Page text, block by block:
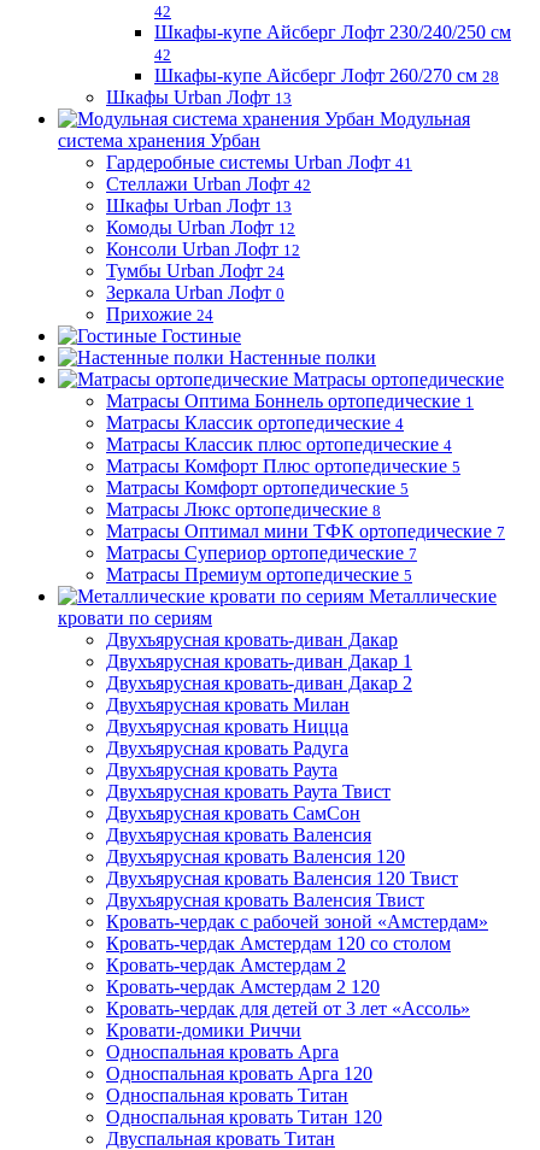
42
Шкафы-купе Айсберг Лофт 230/240/250 см
42
Шкафы-купе Айсберг Лофт 260/270 см 28
Шкафы Urban Лофт 13
Модульная
система хранения Урбан
Гардеробные системы Urban Лофт 41
Стеллажи Urban Лофт 42
Шкафы Urban Лофт 13
Комоды Urban Лофт 12
Консоли Urban Лофт 12
Тумбы Urban Лофт 24
Зеркала Urban Лофт 0
Прихожие 24
Гостиные
Настенные полки
Матрасы ортопедические
Матрасы Оптима Боннель ортопедические 1
Матрасы Классик ортопедические 4
Матрасы Классик плюс ортопедические 4
Матрасы Комфорт Плюс ортопедические 5
Матрасы Комфорт ортопедические 5
Матрасы Люкс ортопедические 8
Матрасы Оптимал мини ТФК ортопедические 7
Матрасы Супериор ортопедические 7
Матрасы Премиум ортопедические 5
Металлические
кровати по сериям
Двухъярусная кровать-диван Дакар
Двухъярусная кровать-диван Дакар 1
Двухъярусная кровать-диван Дакар 2
Двухъярусная кровать Милан
Двухъярусная кровать Ницца
Двухъярусная кровать Радуга
Двухъярусная кровать Раута
Двухъярусная кровать Раута Твист
Двухъярусная кровать СамСон
Двухъярусная кровать Валенсия
Двухъярусная кровать Валенсия 120
Двухъярусная кровать Валенсия 120 Твист
Двухъярусная кровать Валенсия Твист
Кровать-чердак с рабочей зоной «Амстердам»
Кровать-чердак Амстердам 120 со столом
Кровать-чердак Амстердам 2
Кровать-чердак Амстердам 2 120
Кровать-чердак для детей от 3 лет «Ассоль»
Кровати-домики Риччи
Односпальная кровать Арга
Односпальная кровать Арга 120
Односпальная кровать Титан
Односпальная кровать Титан 120
Двуспальная кровать Титан